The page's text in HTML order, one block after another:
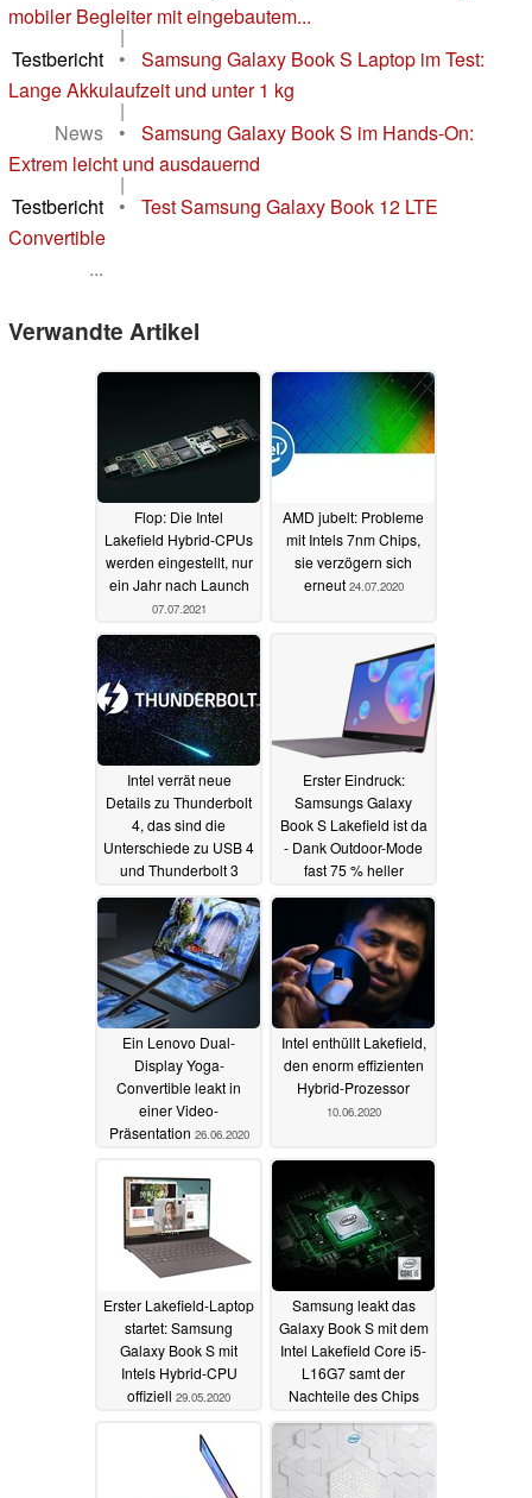
mobiler Begleiter mit eingebautem...
|
Testbericht
•
Samsung Galaxy Book S Laptop im Test:
Lange Akkulaufzeit und unter 1 kg
|
News
•
Samsung Galaxy Book S im Hands-On:
Extrem leicht und ausdauernd
|
Testbericht
•
Test Samsung Galaxy Book 12 LTE
Convertible
...
Verwandte Artikel
Flop: Die Intel
Lakefield Hybrid-CPUs
werden eingestellt, nur
ein Jahr nach Launch
07.07.2021
AMD jubelt: Probleme
mit Intels 7nm Chips,
sie verzögern sich
erneut 24.07.2020
Intel verrät neue
Details zu Thunderbolt
4, das sind die
Unterschiede zu USB 4
und Thunderbolt 3
08.07.2020
Erster Eindruck:
Samsungs Galaxy
Book S Lakefield ist da
- Dank Outdoor-Mode
fast 75 % heller
26.06.2020
Ein Lenovo Dual-
Display Yoga-
Convertible leakt in
einer Video-
Präsentation 26.06.2020
Intel enthüllt Lakefield,
den enorm effizienten
Hybrid-Prozessor
10.06.2020
Erster Lakefield-Laptop
startet: Samsung
Galaxy Book S mit
Intels Hybrid-CPU
offiziell 29.05.2020
Samsung leakt das
Galaxy Book S mit dem
Intel Lakefield Core i5-
L16G7 samt der
Nachteile des Chips
20.05.2020